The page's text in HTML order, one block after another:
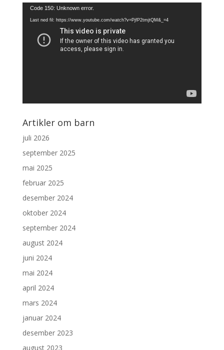
Videoavspiller
Code 150: Unknown error.
Last ned fil: https://www.youtube.com/watch?v=PjfP2tmjtQM&_=4
Artikler om barn
juli 2026
september 2025
mai 2025
februar 2025
desember 2024
oktober 2024
september 2024
august 2024
juni 2024
mai 2024
april 2024
mars 2024
januar 2024
desember 2023
august 2023